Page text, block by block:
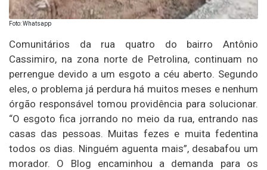
Foto: Whatsapp
Comunitários da rua quatro do bairro Antônio
Cassimiro, na zona norte de Petrolina, continuam no
perrengue devido a um esgoto a céu aberto. Segundo
eles, o problema já perdura há muitos meses e nenhum
órgão responsável tomou providência para solucionar.
“O esgoto fica jorrando no meio da rua, entrando nas
casas das pessoas. Muitas fezes e muita fedentina
todos os dias. Ninguém aguenta mais”, desabafou um
morador. O Blog encaminhou a demanda para os